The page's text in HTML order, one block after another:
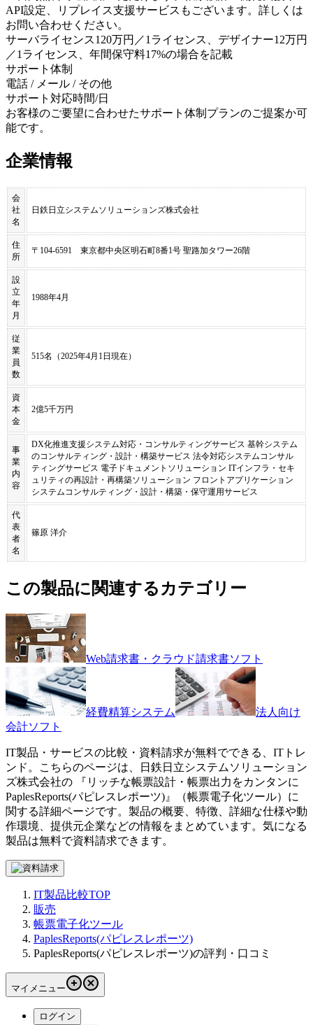
API設定、リプレイス支援サービスもございます。詳しくは
お問い合わせください。
サーバライセンス120万円／1ライセンス、デザイナー12万円
／1ライセンス、年間保守料17%の場合を記載
サポート体制
電話 / メール / その他
サポート対応時間/日
お客様のご要望に合わせたサポート体制プランのご提案か可
能です。
企業情報
会
社
名
日鉄日立システムソリューションズ株式会社
住
所
〒104-6591 東京都中央区明石町8番1号 聖路加タワー26階
設
立
年
月
1988年4月
従
業
員
数
515名（2025年4月1日現在）
資
本
金
2億5千万円
事
業
内
容
DX化推進支援システム対応・コンサルティングサービス 基幹システム
のコンサルティング・設計・構築サービス 法令対応システムコンサル
ティングサービス 電子ドキュメントソリューション ITインフラ・セキ
ュリティの再設計・再構築ソリューション フロントアプリケーション
システムコンサルティング・設計・構築・保守運用サービス
代
表
者
名
篠原 洋介
この製品に関連するカテゴリー
Web請求書・クラウド請求書ソフト
経費精算システム
法人向け
会計ソフト
IT製品・サービスの比較・資料請求が無料でできる、ITトレ
ンド。こちらのページは、
日鉄日立システムソリューション
ズ株式会社の 『 リッチな帳票設計・帳票出力をカンタンに
PaplesReports(パピレスレポーツ) 』（帳票電子化ツール）に
関する詳細ページです。製品の概要、特徴、詳細な仕様や動
作環境、提供元企業などの情報をまとめています。気になる
製品は無料で資料請求できます。
IT製品比較TOP
販売
帳票電子化ツール
PaplesReports(パピレスレポーツ)
PaplesReports(パピレスレポーツ)の評判・口コミ
マイメニュー
ログイン